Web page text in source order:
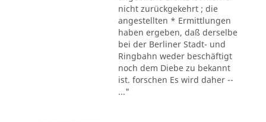
nicht zurückgekehrt ; die
angestellten * Ermittlungen
haben ergeben, daß derselbe
bei der Berliner Stadt- und
Ringbahn weder beschäftigt
noch dem Diebe zu bekannt
ist. forschen Es wird daher --
..."